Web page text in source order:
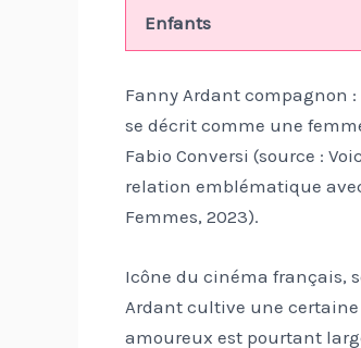
Enfants
Fanny Ardant compagnon
se décrit comme une
Fabio Conversi (source :
relation emblématique
Femmes, 2023).
Icône du cinéma français,
Ardant cultive une certaine
amoureux est pourtant